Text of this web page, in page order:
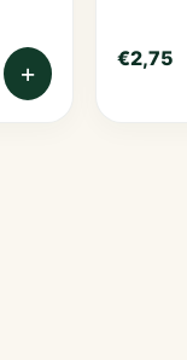
+ €2,75